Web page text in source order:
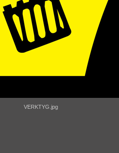
VERKTYG.jpg